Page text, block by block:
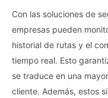
Con las soluciones de
empresas pueden
historial de rutas y el
tiempo real. Esto
se traduce en una
cliente. Además, estos